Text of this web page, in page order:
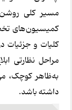
مسیر کلی روشن
کمیسیون‌های
کلیات و
مراحل نظارتی
به‌ظاهر کوچک،
داشته باشد.